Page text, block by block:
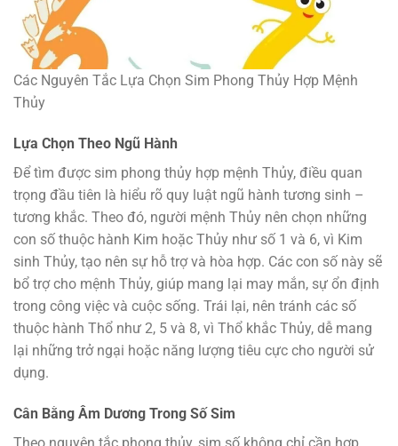
Các Nguyên Tắc Lựa Chọn Sim Phong Thủy Hợp Mệnh
Thủy
Lựa Chọn Theo Ngũ Hành
Để tìm được sim phong thủy hợp mệnh Thủy, điều quan
trọng đầu tiên là hiểu rõ quy luật ngũ hành tương sinh –
tương khắc. Theo đó, người mệnh Thủy nên chọn những
con số thuộc hành Kim hoặc Thủy như số 1 và 6, vì Kim
sinh Thủy, tạo nên sự hỗ trợ và hòa hợp. Các con số này sẽ
bổ trợ cho mệnh Thủy, giúp mang lại may mắn, sự ổn định
trong công việc và cuộc sống. Trái lại, nên tránh các số
thuộc hành Thổ như 2, 5 và 8, vì Thổ khắc Thủy, dễ mang
lại những trở ngại hoặc năng lượng tiêu cực cho người sử
dụng.
Cân Bằng Âm Dương Trong Số Sim